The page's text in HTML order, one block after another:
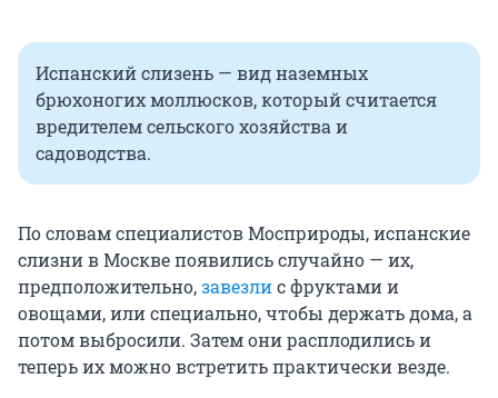
Испанский слизень — вид наземных
брюхоногих моллюсков, который считается
вредителем сельского хозяйства и
садоводства.
По словам специалистов Мосприроды, испанские
слизни в Москве появились случайно — их,
предположительно,завезлис фруктами и
овощами, или специально, чтобы держать дома, а
потом выбросили. Затем они расплодились и
теперь их можно встретить практически везде.